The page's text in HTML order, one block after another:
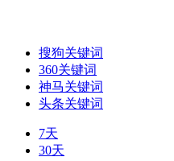
搜狗关键词
360关键词
神马关键词
头条关键词
7天
30天